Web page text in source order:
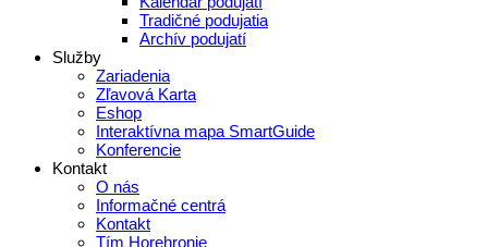
Tradičné podujatia
Archív podujatí
Služby
Zariadenia
Zľavová Karta
Eshop
Interaktívna mapa SmartGuide
Konferencie
Kontakt
O nás
Informačné centrá
Kontakt
Tím Horehronie